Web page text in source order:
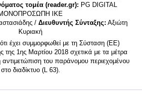
τομέα (reader.gr): PG DIGITAL
ΙΚΕ
/ Διευθυντής Σύνταξης: Αξιώτη
Κυριακή
έχει συμμορφωθεί με τη Σύσταση (ΕΕ)
της 1ης Μαρτίου 2018 σχετικά με τα μέτρα
αντιμετώπιση του παράνομου περιεχομένου
στο διαδίκτυο (L 63).